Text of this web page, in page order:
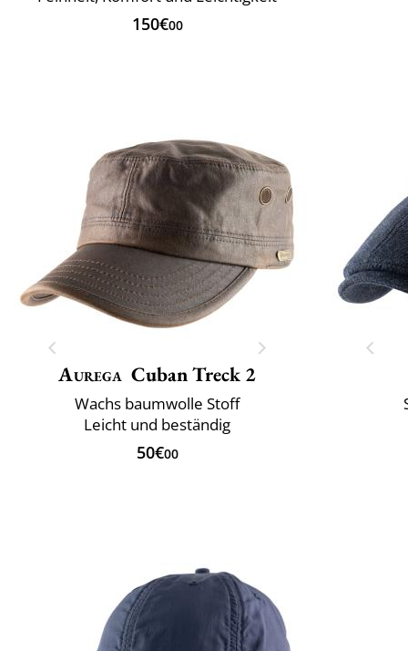
150€00
Aurega Cuban Treck 2
Wachs baumwolle Stoff
Leicht und beständig
50€00